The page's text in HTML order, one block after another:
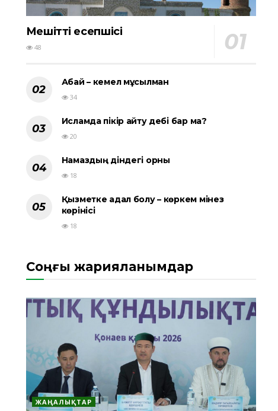
Мешіттің есепшісі
48
Абай – кемел мұсылман
34
Исламда пікір айту әдебі бар ма?
20
Намаздың діндегі орны
18
Қызметке адал болу – көркем мінез
көрінісі
18
Соңғы жарияланымдар
ЖАҢАЛЫҚТАР